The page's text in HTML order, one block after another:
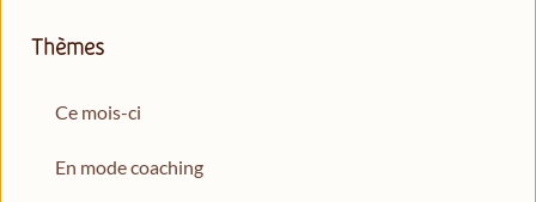
Thèmes
Ce mois-ci
En mode coaching